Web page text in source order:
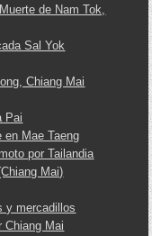
de Nam Tok,
Sal Yok
Chiang Mai
Pai
en Mae Taeng
por Tailandia
Mai)
y mercadillos
Chiang Mai